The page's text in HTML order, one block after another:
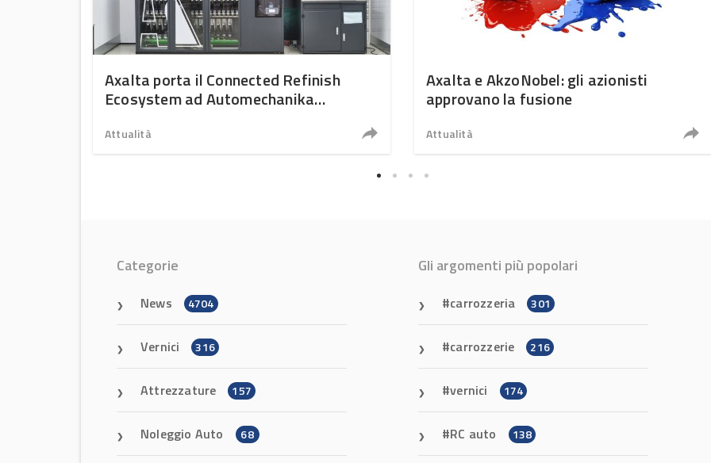
Axalta porta il Connected Refinish
Ecosystem ad Automechanika
Attualità
Axalta e AkzoNobel: gli azionisti
approvano la fusione
Attualità
Categorie
News 4704
Vernici 316
Attrezzature 157
Noleggio Auto 68
Gli argomenti più popolari
carrozzeria 301
carrozzerie 216
vernici 174
RC auto 138